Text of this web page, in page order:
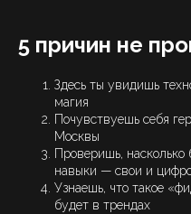
5 причин не
Здесь ты увидишь
магия
Почувствуешь себя
Москвы
Проверишь,
навыки — свои и
Узнаешь, что такое
будет в трендах